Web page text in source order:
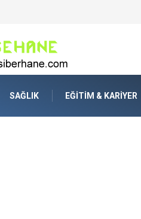
SAĞLIK EĞITIM & KARIYER